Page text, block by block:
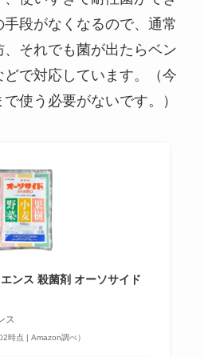
段がなくなるので、通常
それでも菌が出たらベン
で対応しています。（今
使う必要がないです。）
ンス 殺菌剤 オーソサイド
ス
時点 | Amazon調べ）